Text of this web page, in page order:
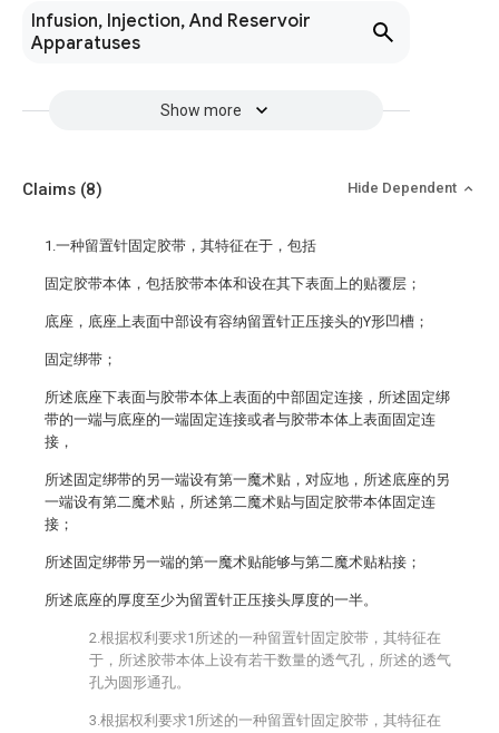
Infusion, Injection, And Reservoir
Apparatuses
Show more
Claims (8) Hide Dependent
1.一种留置针固定胶带，其特征在于，包括
固定胶带本体，包括胶带本体和设在其下表面上的贴覆层；
底座，底座上表面中部设有容纳留置针正压接头的Y形凹槽；
固定绑带；
所述底座下表面与胶带本体上表面的中部固定连接，所述固定绑
带的一端与底座的一端固定连接或者与胶带本体上表面固定连
接，
所述固定绑带的另一端设有第一魔术贴，对应地，所述底座的另
一端设有第二魔术贴，所述第二魔术贴与固定胶带本体固定连
接；
所述固定绑带另一端的第一魔术贴能够与第二魔术贴粘接；
所述底座的厚度至少为留置针正压接头厚度的一半。
2.根据权利要求1所述的一种留置针固定胶带，其特征在
于，所述胶带本体上设有若干数量的透气孔，所述的透气
孔为圆形通孔。
3.根据权利要求1所述的一种留置针固定胶带，其特征在